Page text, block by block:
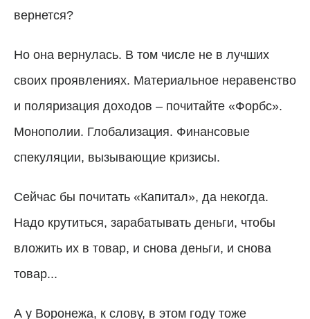
вернется?
Но она вернулась. В том числе не в лучших
своих проявлениях. Материальное неравенство
и поляризация доходов – почитайте «Форбс».
Монополии. Глобализация. Финансовые
спекуляции, вызывающие кризисы.
Сейчас бы почитать «Капитал», да некогда.
Надо крутиться, зарабатывать деньги, чтобы
вложить их в товар, и снова деньги, и снова
товар...
А у Воронежа, к слову, в этом году тоже